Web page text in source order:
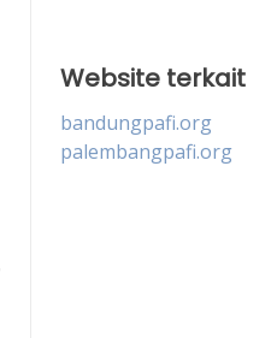
Website terkait
bandungpafi.org
palembangpafi.org